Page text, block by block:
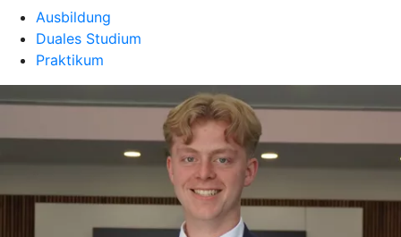
Ausbildung
Duales Studium
Praktikum